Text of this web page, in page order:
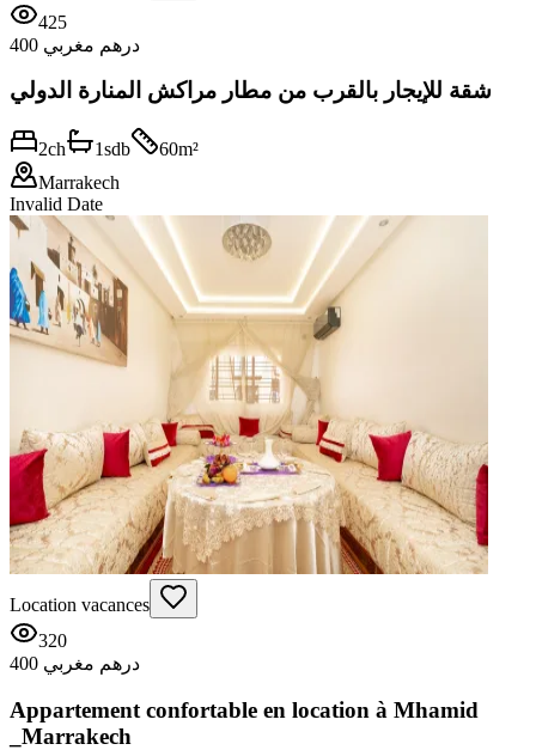
425
400 درهم مغربي
شقة للإيجار بالقرب من مطار مراكش المنارة الدولي
2ch 1sdb 60m²
Marrakech
Invalid Date
Location vacances
320
400 درهم مغربي
Appartement confortable en location à Mhamid
_Marrakech